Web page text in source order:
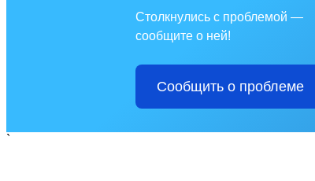
Столкнулись с проблемой —
сообщите о ней!
Сообщить о проблеме
`